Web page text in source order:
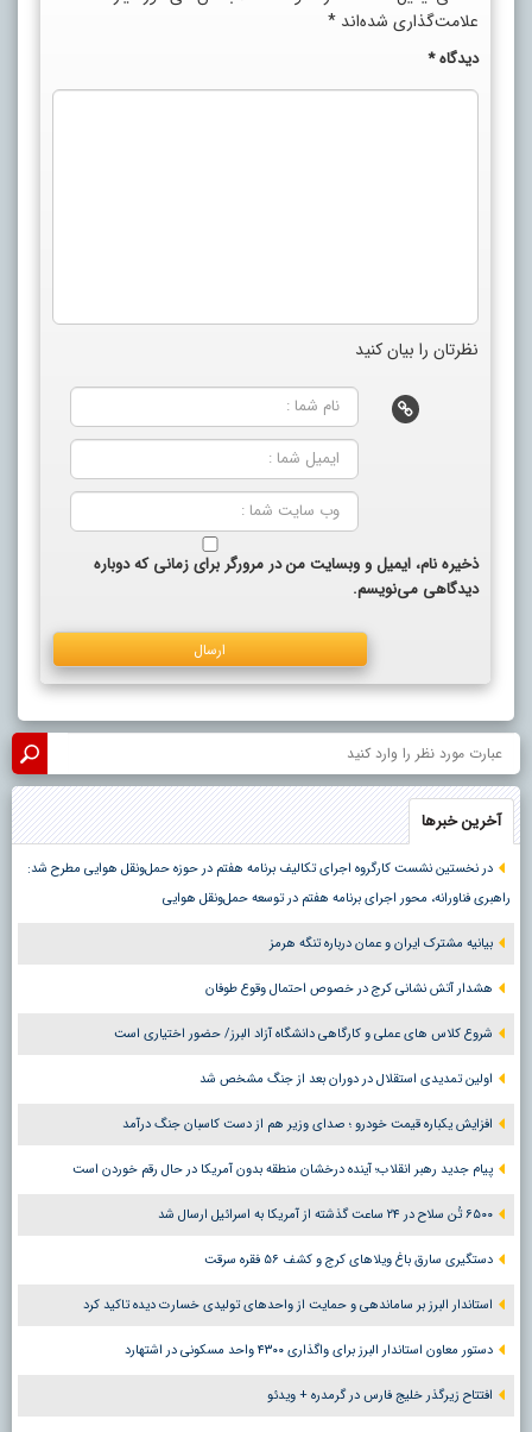
علامت‌گذاری شده‌اند *
دیدگاه*
نظرتان را بیان کنید
ذخیره نام، ایمیل و وبسایت من در مرورگر برای زمانی که دوباره
دیدگاهی می‌نویسم.
آخرین خبرها
در نخستین نشست کارگروه اجرای تکالیف برنامه هفتم در حوزه حمل‌ونقل هوایی مطرح شد:
راهبری فناورانه، محور اجرای برنامه هفتم در توسعه حمل‌ونقل هوایی
بیانیه مشترک ایران و عمان درباره تنگه هرمز
هشدار آتش نشانی کرج در خصوص احتمال وقوع طوفان
شروع کلاس های عملی و کارگاهی دانشگاه آزاد البرز/ حضور اختیاری است
اولین تمدیدی استقلال در دوران بعد از جنگ مشخص شد
افزایش یکباره قیمت خودرو ؛ صدای وزیر هم از دست کاسبان جنگ درآمد
پیام جدید رهبر انقلاب؛ آینده درخشان منطقه بدون آمریکا در حال رقم خوردن است
۶۵۰۰ تُن سلاح در ۲۴ ساعت گذشته از آمریکا به اسرائیل ارسال شد
دستگیری سارق باغ ویلاهای کرج و کشف ۵۶ فقره سرقت
استاندار البرز بر ساماندهی و حمایت از واحدهای تولیدی خسارت دیده تاکید کرد
دستور معاون استاندار البرز برای واگذاری ۴۳۰۰ واحد مسکونی در اشتهارد
افتتاح زیرگذر خلیج فارس در گرمدره + ویدئو